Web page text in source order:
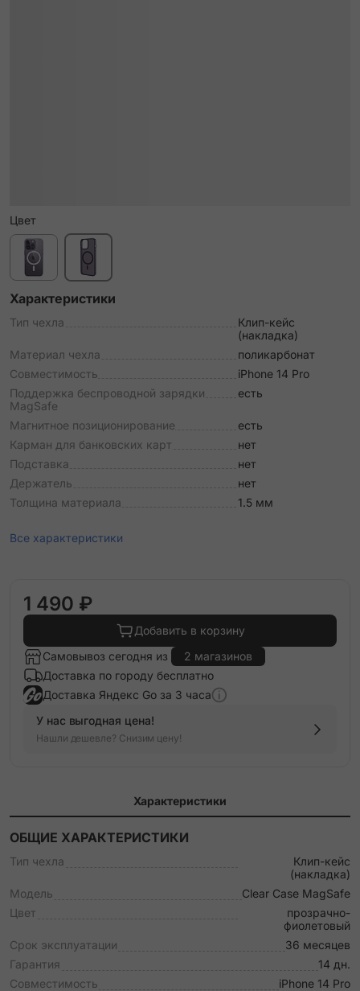
Цвет
Характеристики
Тип чехла
Клип-кейс
(накладка)
Материал чехла
поликарбонат
Совместимость
iPhone 14 Pro
Поддержка беспроводной зарядки
MagSafe
есть
Магнитное позиционирование
есть
Карман для банковских карт
нет
Подставка
нет
Держатель
нет
Толщина материала
1.5 мм
Все характеристики
1 490 ₽
Добавить в корзину
Самовывоз сегодня из
2 магазинов
Доставка по городу бесплатно
Доставка Яндекс Go за 3 часа
У нас выгодная цена!
Нашли дешевле? Снизим цену!
Характеристики
ОБЩИЕ ХАРАКТЕРИСТИКИ
Тип чехла
Клип-кейс
(накладка)
Модель
Clear Case MagSafe
Цвет
прозрачно-
фиолетовый
Срок эксплуатации
36 месяцев
Гарантия
14 дн.
Совместимость
iPhone 14 Pro